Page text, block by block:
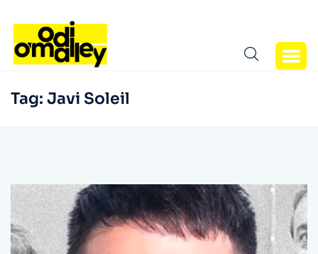
Tag: Javi Soleil